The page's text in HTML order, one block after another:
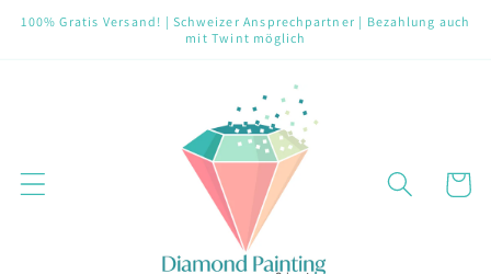
zum
100% Gratis Versand! | Schweizer Ansprechpartner | Bezahlung auch
mit Twint möglich